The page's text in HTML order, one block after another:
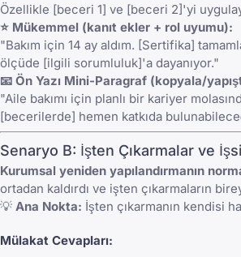
Özellikle [beceri 1] ve [beceri 2]'yi
⭐ Mükemmel (kanıt ekler + rol uyumu):
"Bakım için 14 ay aldım. [Sertifika]
ölçüde [ilgili sorumluluk]'a dayanıyor."
📧 Ön Yazı Mini-Paragraf (kopyala/
"Aile bakımı için planlı bir kariyer
[becerilerde] hemen katkıda
Senaryo B: İşten Çıkarmalar ve
Kurumsal yeniden yapılandırmanın
ortadan kaldırdı ve işten çıkarmaların
💡 Ana Nokta: İşten çıkarmanın kendisi
Mülakat Cevapları: